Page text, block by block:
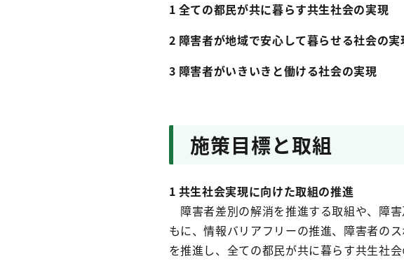
1 全ての都民が共に暮らす共生社会の実現
2 障害者が地域で安心して暮らせる社会の実
3 障害者がいきいきと働ける社会の実現
施策目標と取組
1 共生社会実現に向けた取組の推進
障害者差別の解消を推進する取組や、障
もに、情報バリアフリーの推進、障害者の
を推進し、全ての都民が共に暮らす共生社会